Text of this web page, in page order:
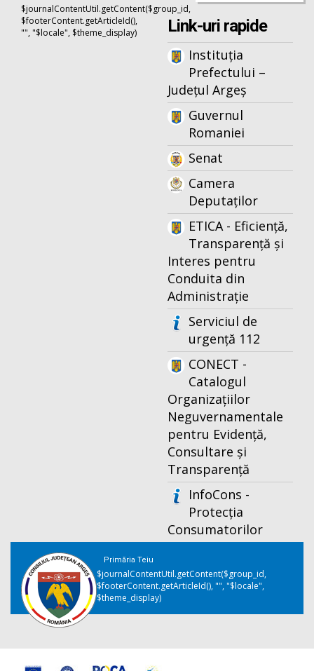
$journalContentUtil.getContent($group_id,
$footerContent.getArticleId(),
"", "$locale", $theme_display)
Link-uri rapide
Instituția
Prefectului –
Județul Argeș
Guvernul
Romaniei
Senat
Camera
Deputaților
ETICA - Eficiență,
Transparență și
Interes pentru
Conduita din
Administrație
Serviciul de
urgență 112
CONECT -
Catalogul
Organizațiilor
Neguvernamentale
pentru Evidență,
Consultare și
Transparență
InfoCons -
Protecția
Consumatorilor
Primăria Teiu
$journalContentUtil.getContent($group_id,
$footerContent.getArticleId(), "", "$locale",
$theme_display)